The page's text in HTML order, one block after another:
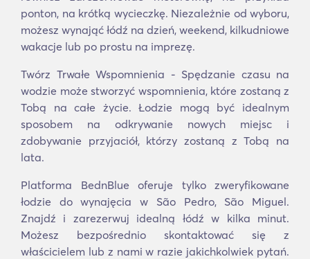
ponton, na krótką wycieczkę. Niezależnie od wyboru,
możesz wynająć łódź na dzień, weekend, kilkudniowe
wakacje lub po prostu na imprezę.
Twórz Trwałe Wspomnienia - Spędzanie czasu na
wodzie może stworzyć wspomnienia, które zostaną z
Tobą na całe życie. Łodzie mogą być idealnym
sposobem na odkrywanie nowych miejsc i
zdobywanie przyjaciół, którzy zostaną z Tobą na
lata.
Platforma BednBlue oferuje tylko zweryfikowane
łodzie do wynajęcia w São Pedro, São Miguel.
Znajdź i zarezerwuj idealną łódź w kilka minut.
Możesz bezpośrednio skontaktować się z
właścicielem lub z nami w razie jakichkolwiek pytań.